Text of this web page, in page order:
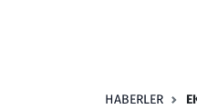
HABERLER